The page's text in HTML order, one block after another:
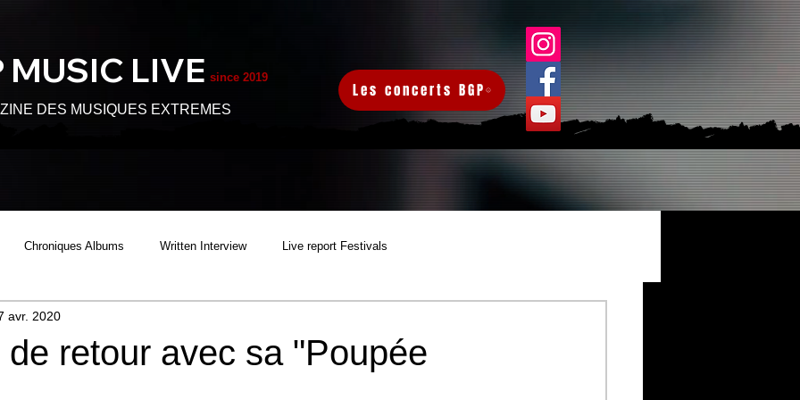
MUSIC LIVE
DES MUSIQUES EXTREMES
since 2019
Les concerts BGP
Chroniques Albums Written Interview Live report Festivals
Audio Interview
retour avec sa "Poupée
avr. 2020